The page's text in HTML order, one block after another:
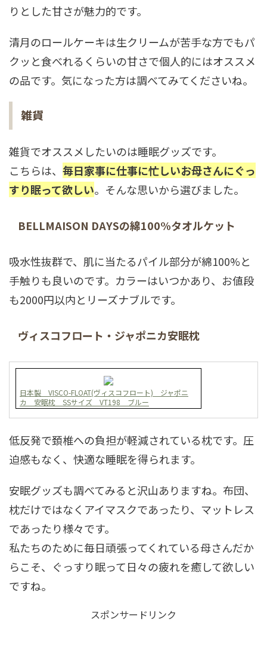
りとした甘さが魅力的です。
清月のロールケーキは生クリームが苦手な方でもパ
クッと食べれるくらいの甘さで個人的にはオススメ
の品です。気になった方は調べてみてくださいね。
雑貨
雑貨でオススメしたいのは睡眠グッズです。
こちらは、 毎日家事に仕事に忙しいお母さんにぐっ
すり眠って欲しい。そんな思いから選びました。
BELLMAISON DAYSの綿100%タオルケット
吸水性抜群で、肌に当たるパイル部分が綿100%と
手触りも良いのです。カラーはいつかあり、お値段
も2000円以内とリーズナブルです。
ヴィスコフロート・ジャポニカ安眠枕
日本製 VISCO-FLOAT(ヴィスコフロート) ジャポニ
カ 安眠枕 SSサイズ VT198 ブルー
低反発で頚椎への負担が軽減されている枕です。圧
迫感もなく、快適な睡眠を得られます。
安眠グッズも調べてみると沢山ありますね。布団、
枕だけではなくアイマスクであったり、マットレス
であったり様々です。
私たちのために毎日頑張ってくれている母さんだか
らこそ、ぐっすり眠って日々の疲れを癒して欲しい
ですね。
スポンサードリンク